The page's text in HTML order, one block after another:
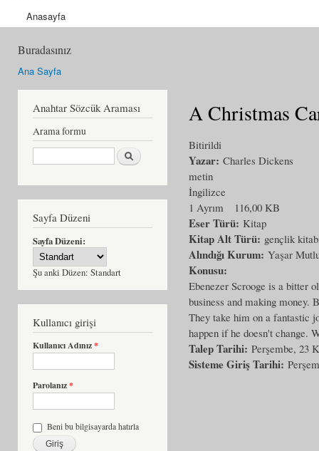
Anasayfa
Buradasınız
Ana Sayfa
Anahtar Sözcük Araması
Arama formu
Ara
Sayfa Düzeni
Sayfa Düzeni:
Şu anki Düzen: Standart
Kullanıcı girişi
Kullanıcı Adınız*
Parolanız*
Beni bu bilgisayarda hatırla
A Christmas
Bitirildi
Yazar: Charles Dickens
metin
İngilizce
1 Ayrım
116,00 KB
Eser Türü: Kitap
Kitap Alt Türü: gençlik
Alındığı Kurum: Yaşar
Konusu:
Ebenezer Scrooge is a bitter
business and making money.
They take him on a fantastic
happen if he doesn't change.
Talep Tarihi: Perşembe, 23
Sisteme Giriş Tarihi: